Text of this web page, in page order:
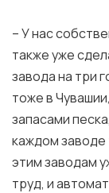
– У нас
также уже
завода на три
тоже в
запасами
каждом заводе
этим заводам
труд, и